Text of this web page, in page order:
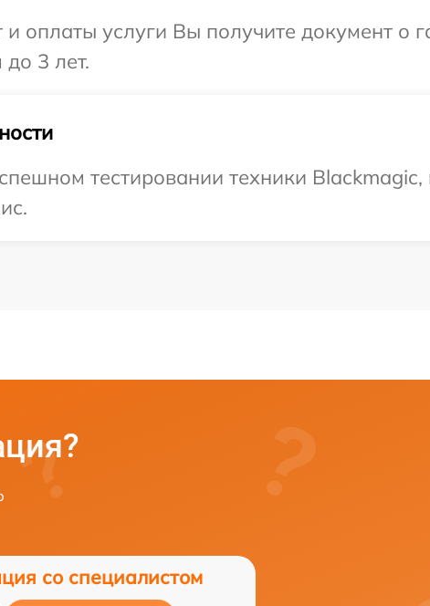
оплаты услуги Вы получите документ о
3 лет.
тестировании техники
со специалистом